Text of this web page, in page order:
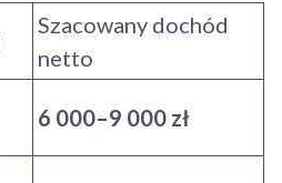
Szacowany dochód
netto
6 000–9 000 zł